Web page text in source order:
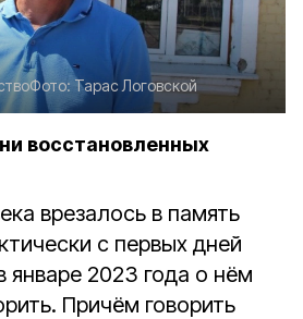
Фото: Тарас Логовской
восстановленных
врезалось в память
с первых дней
2023 года о нём
Причём говорить